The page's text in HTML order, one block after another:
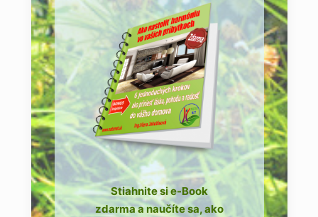
Stiahnite si e-Book
zdarma a naučíte sa, ako